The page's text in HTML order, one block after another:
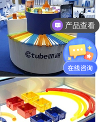
产品查看
材通管家